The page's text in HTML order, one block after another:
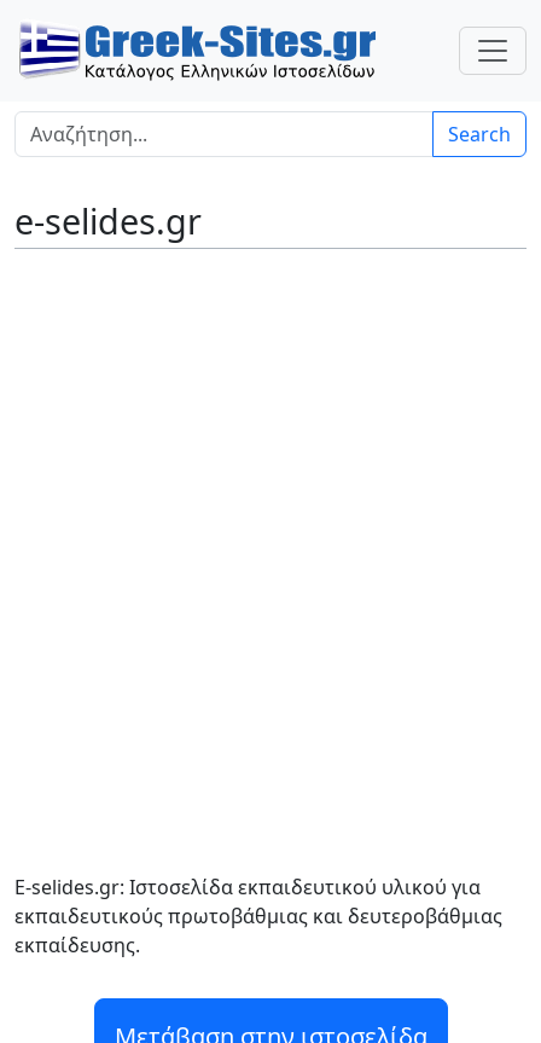
Search
e-selides.gr
E-selides.gr: Ιστοσελίδα εκπαιδευτικού υλικού για
εκπαιδευτικούς πρωτοβάθμιας και δευτεροβάθμιας
εκπαίδευσης.
Μετάβαση στην ιστοσελίδα